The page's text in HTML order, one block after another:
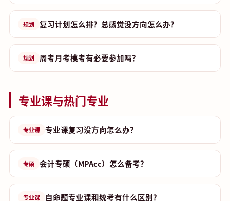
规划 复习计划怎么排？总感觉没方向怎么办？
规划 周考月考模考有必要参加吗？
专业课与热门专业
专业课 专业课复习没方向怎么办？
专硕 会计专硕（MPAcc）怎么备考？
专业课 自命题专业课和统考有什么区别？